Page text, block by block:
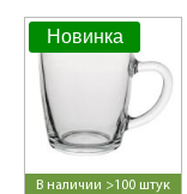
Новинка
В наличии >100 штук